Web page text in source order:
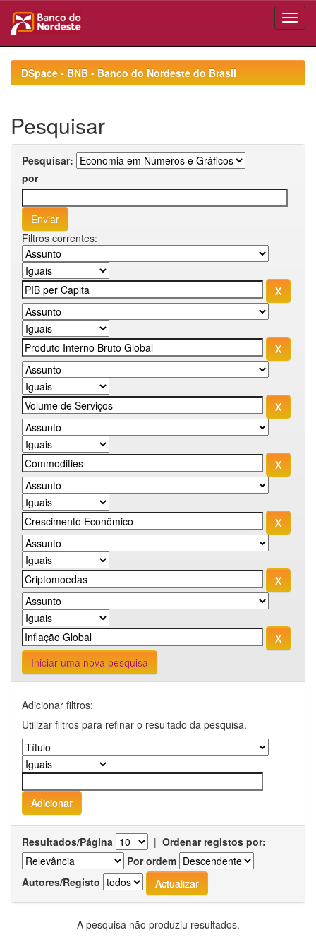
navigationDSpace - BNB - Banco do Nordeste do Brasil
Pesquisar
Pesquisar:
por
Filtros correntes:
Iniciar uma nova pesquisa
Adicionar filtros:
Utilizar filtros para refinar o resultado da pesquisa.
Resultados/Página | Ordenar registos por:
Por ordem
Autores/Registo
A pesquisa não produziu resultados.